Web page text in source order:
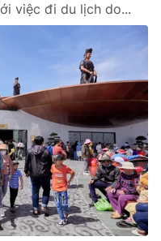
việc đi du lịch do...